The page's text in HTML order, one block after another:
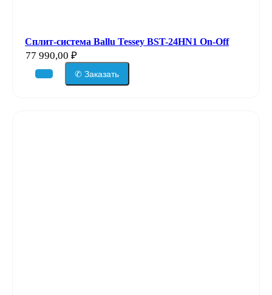
Сплит-система Ballu Tessey BST-24HN1 On-Off
77 990,00 ₽
✆ Заказать